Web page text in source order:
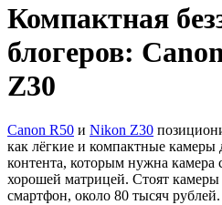
Компактная
блогеров:
Z30
Canon R50 и Nikon Z30
как лёгкие и компактные камеры
контента, которым нужна камера
хорошей матрицей. Стоят
смартфон, около 80 тысяч рублей.